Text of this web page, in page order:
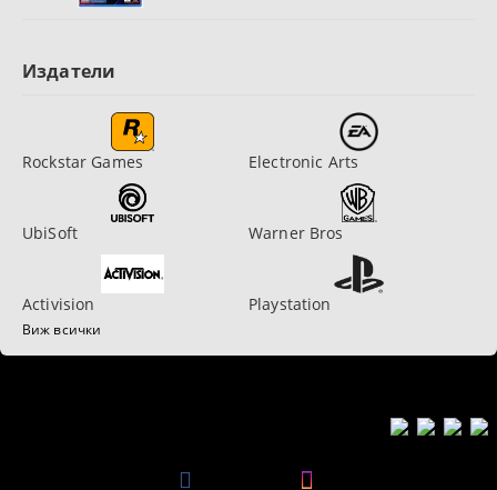
Издатели
Rockstar Games Electronic Arts
UbiSoft Warner Bros
Activision Playstation
Виж всички